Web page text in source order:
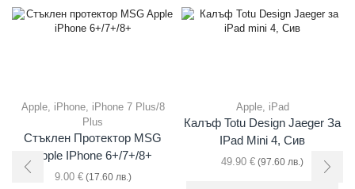
Apple, iPhone, iPhone 7 Plus/8
Plus
Стъклен Протектор MSG
Apple IPhone 6+/7+/8+
9.00 €(17.60 лв.)
Apple, iPad
Калъф Totu Design Jaeger За
IPad Mini 4, Сив
49.90 € (97.60 лв.)